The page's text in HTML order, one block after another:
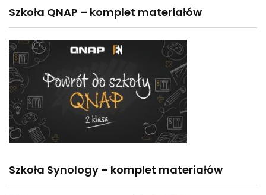
Szkoła QNAP – komplet materiałów
Szkoła Synology – komplet materiałów